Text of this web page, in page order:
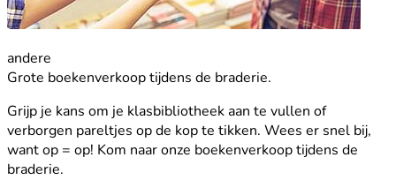
andere
Grote boekenverkoop tijdens de braderie.
Grijp je kans om je klasbibliotheek aan te vullen of
verborgen pareltjes op de kop te tikken. Wees er snel bij,
want op = op! Kom naar onze boekenverkoop tijdens de
braderie.